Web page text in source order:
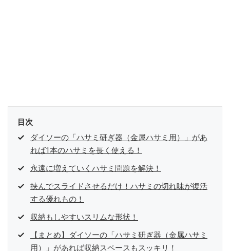
目次
ダイソーの「ハサミ研ぎ器（金属ハサミ用）」があ
れば1本のハサミを長く使える！
永遠に増えていくハサミ問題を解決！
挟んでスライドさせるだけ！ハサミの切れ味が復活
する優れもの！
収納もしやすいスリムな形状！
【まとめ】ダイソーの「ハサミ研ぎ器（金属ハサミ
用）」があれば収納スペースもスッキリ！